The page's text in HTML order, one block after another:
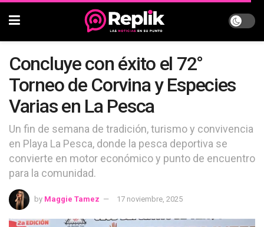
Concluye con éxito el 72°
Torneo de Corvina y Especies
Varias en La Pesca
Un fin de semana de tradición, turismo y convivencia
en Playa La Pesca, donde la pesca deportiva se
convierte en motor económico y punto de encuentro
para la comunidad.
by Maggie Tamez 17 noviembre, 2025